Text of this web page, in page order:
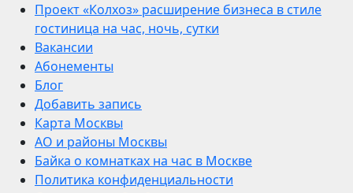
Проект «Колхоз» расширение бизнеса в стиле
гостиница на час, ночь, сутки
Вакансии
Абонементы
Блог
Добавить запись
Карта Москвы
АО и районы Москвы
Байка о комнатках на час в Москве
Политика конфиденциальности